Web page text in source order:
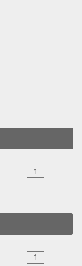
1
1